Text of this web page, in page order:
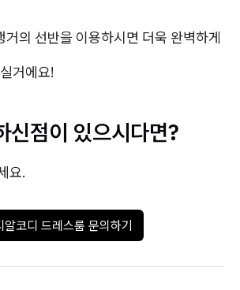
거의 선반을 이용하시면 더욱 완벽하게
거에요!
신점이 있으시다면?
요.
알코디 드레스룸 문의하기